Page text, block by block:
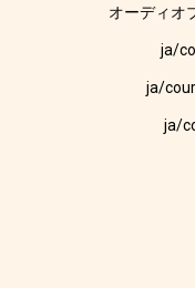
オーディオ
ja/
ja/
ja/